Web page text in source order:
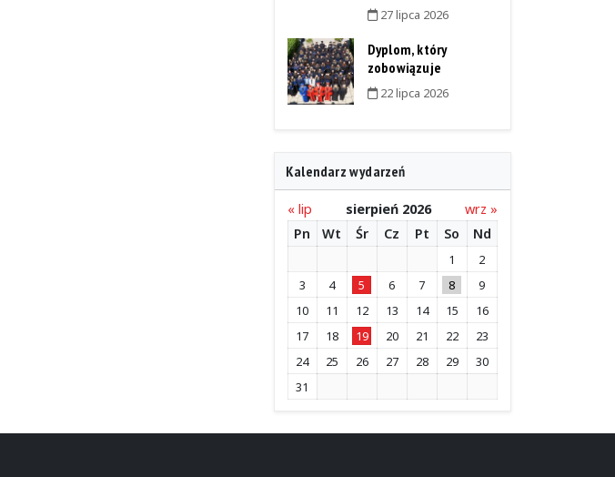
27 lipca 2026
Dyplom, który
zobowiązuje
22 lipca 2026
Kalendarz wydarzeń
« lip sierpień 2026
wrz »
Pn
Wt Śr Cz Pt So Nd
1
2
3
4 5 6 7 8
9
10
11 12 13 14 15
16
17
18 19 20 21 22
23
24
25 26 27 28 29
30
31